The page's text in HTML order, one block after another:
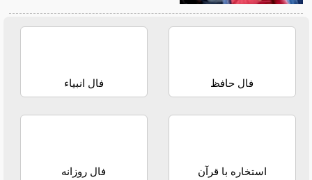
فال حافظ فال انبیاء
استخاره با قرآن فال روزانه